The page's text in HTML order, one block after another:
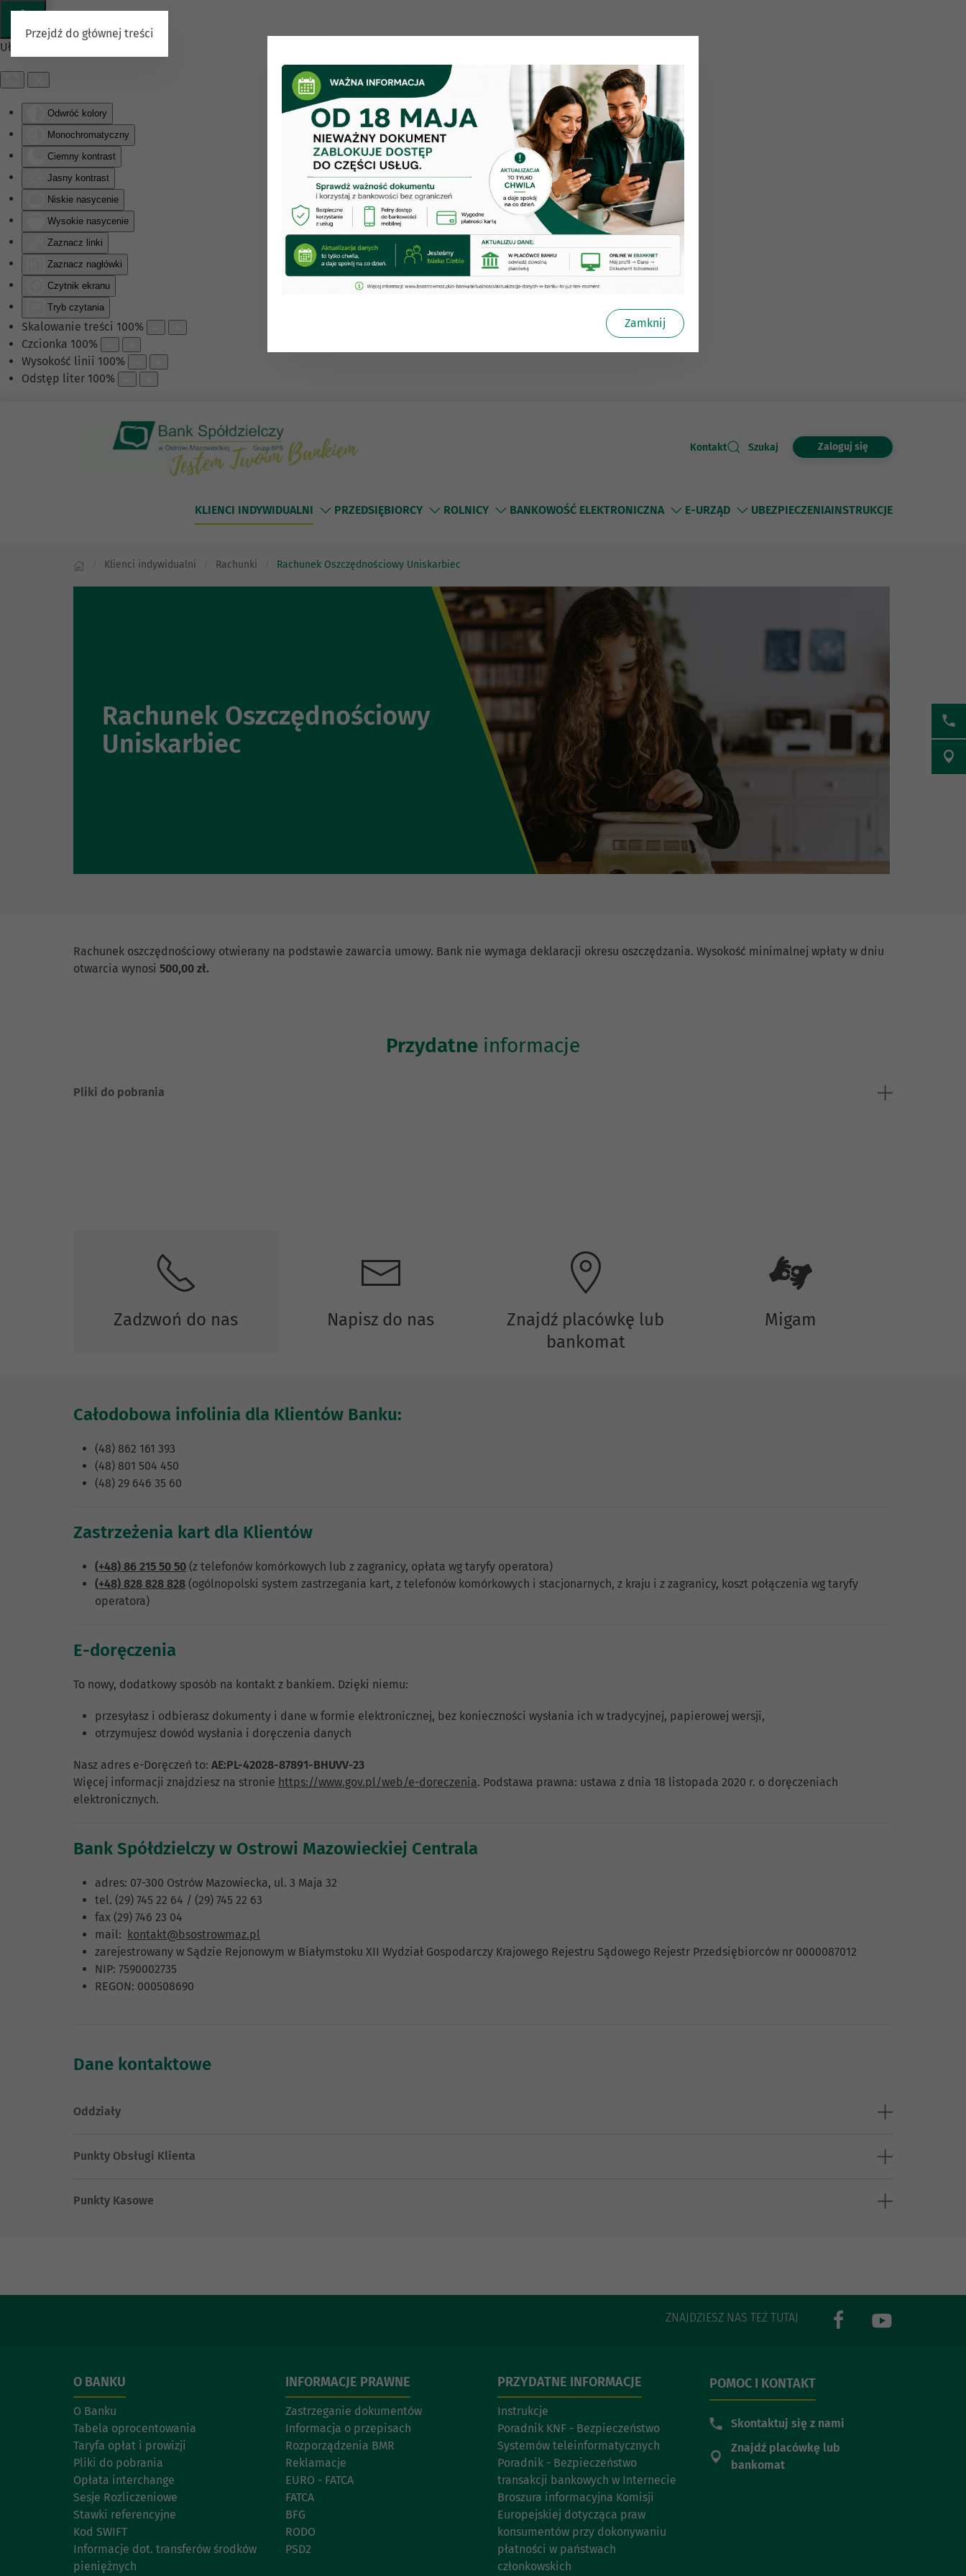
Ułatwienia dostępu
Odwróć kolory
Monochromatyczny
Ciemny kontrast
Jasny kontrast
Niskie nasycenie
Wysokie nasycenie
Zaznacz linki
Zaznacz nagłówki
Czytnik ekranu
Tryb czytania
Skalowanie treści 100%
Czcionka 100%
Wysokość linii 100%
Odstęp liter 100%
Przejdź do głównej treści
Kontakt Szukaj Zaloguj się
KLIENCI INDYWIDUALNI PRZEDSIĘBIORCY ROLNICY BANKOWOŚĆ ELEKTRONICZNA E-URZĄD UBEZPIECZENIAINSTRUKCJE
Klienci indywidualni Rachunki Rachunek Oszczędnościowy Uniskarbiec
Rachunek Oszczędnościowy
Uniskarbiec
Rachunek oszczędnościowy otwierany na podstawie zawarcia umowy. Bank nie wymaga deklaracji okresu oszczędzania. Wysokość minimalnej wpłaty w dniu
otwarcia wynosi 500,00 zł.
Przydatne informacje
Pliki do pobrania
Zadzwoń do nas Napisz do nas
Znajdź placówkę lub
bankomat
Migam
Całodobowa infolinia dla Klientów Banku:
(48) 862 161 393
(48) 801 504 450
(48) 29 646 35 60
Zastrzeżenia kart dla Klientów
(+48) 86 215 50 50 (z telefonów komórkowych lub z zagranicy, opłata wg taryfy operatora)
(+48) 828 828 828 (ogólnopolski system zastrzegania kart, z telefonów komórkowych i stacjonarnych, z kraju i z zagranicy, koszt połączenia wg taryfy
operatora)
E-doręczenia
To nowy, dodatkowy sposób na kontakt z bankiem. Dzięki niemu:
przesyłasz i odbierasz dokumenty i dane w formie elektronicznej, bez konieczności wysłania ich w tradycyjnej, papierowej wersji,
otrzymujesz dowód wysłania i doręczenia danych
Nasz adres e-Doręczeń to: AE:PL-42028-87891-BHUVV-23
Więcej informacji znajdziesz na stronie https://www.gov.pl/web/e-doreczenia. Podstawa prawna: ustawa z dnia 18 listopada 2020 r. o doręczeniach
elektronicznych.
Bank Spółdzielczy w Ostrowi Mazowieckiej Centrala
adres: 07-300 Ostrów Mazowiecka, ul. 3 Maja 32
tel. (29) 745 22 64 / (29) 745 22 63
fax (29) 746 23 04
mail:
kontakt@bsostrowmaz.pl
zarejestrowany w Sądzie Rejonowym w Białymstoku XII Wydział Gospodarczy Krajowego Rejestru Sądowego Rejestr Przedsiębiorców nr 0000087012
NIP: 7590002735
REGON: 000508690
Dane kontaktowe
Oddziały
Punkty Obsługi Klienta
Punkty Kasowe
ZNAJDZIESZ NAS TEŻ TUTAJ
O BANKU
O Banku
Tabela oprocentowania
Taryfa opłat i prowizji
Pliki do pobrania
Opłata interchange
Sesje Rozliczeniowe
Stawki referencyjne
Kod SWIFT
Informacje dot. transferów środków
pieniężnych
INFORMACJE PRAWNE
Zastrzeganie dokumentów
Informacja o przepisach
Rozporządzenia BMR
Reklamacje
EURO - FATCA
FATCA
BFG
RODO
PSD2
PRZYDATNE INFORMACJE
Instrukcje
Poradnik KNF - Bezpieczeństwo
Systemów teleinformatycznych
Poradnik - Bezpieczeństwo
transakcji bankowych w Internecie
Broszura informacyjna Komisji
Europejskiej dotycząca praw
konsumentów przy dokonywaniu
płatności w państwach
członkowskich
POMOC I KONTAKT
Skontaktuj się z nami
Znajdź placówkę lub
bankomat
Zamknij